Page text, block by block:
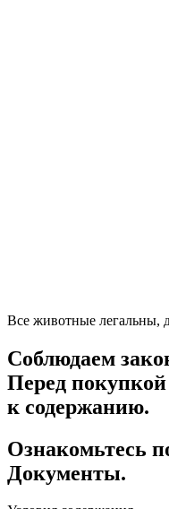
Все животные легальны,
Соблюдаем
Перед покупкой
к содержанию.
Ознакомьтесь
Документы.